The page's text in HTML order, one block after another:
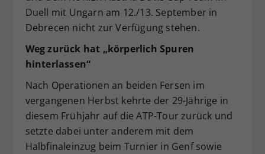
Duell mit Ungarn am 12./13. September in
Debrecen nicht zur Verfügung stehen.
Weg zurück hat „körperlich Spuren
hinterlassen“
Nach Operationen an beiden Fersen im
vergangenen Herbst kehrte der 29-Jährige in
diesem Frühjahr auf die ATP-Tour zurück und
setzte dabei unter anderem mit dem
Halbfinaleinzug beim Turnier in Genf sowie
Zweck
Dieser Wert speichert Ihre Consent-
Einstellungen. Unter anderem eine
historische Speicherung Ihrer
vorgenommen Einstellungen, falls der
Webseiten-Betreiber dies eingestellt
hat.